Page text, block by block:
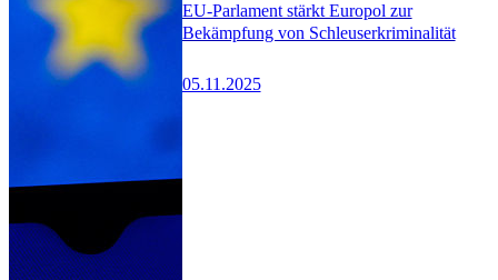
EU-Parlament stärkt Europol zur
Bekämpfung von Schleuserkriminalität
05.11.2025